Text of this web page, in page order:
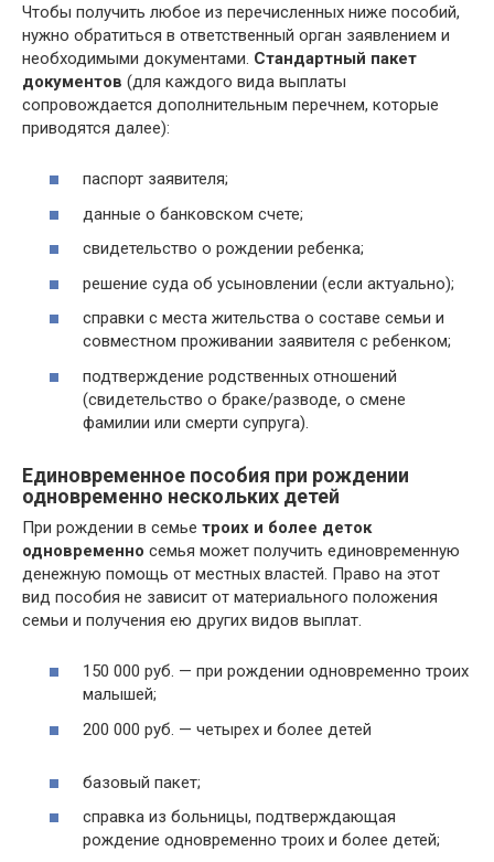
Чтобы получить любое из перечисленных ниже пособий,
нужно обратиться в ответственный орган заявлением и
необходимыми документами. Стандартный пакет
документов (для каждого вида выплаты
сопровождается дополнительным перечнем, которые
приводятся далее):
паспорт заявителя;
данные о банковском счете;
свидетельство о рождении ребенка;
решение суда об усыновлении (если актуально);
справки с места жительства о составе семьи и
совместном проживании заявителя с ребенком;
подтверждение родственных отношений
(свидетельство о браке/разводе, о смене
фамилии или смерти супруга).
Единовременное пособия при рождении
одновременно нескольких детей
При рождении в семье троих и более деток
одновременно семья может получить единовременную
денежную помощь от местных властей. Право на этот
вид пособия не зависит от материального положения
семьи и получения ею других видов выплат.
150 000 руб. — при рождении одновременно троих
малышей;
200 000 руб. — четырех и более детей
базовый пакет;
справка из больницы, подтверждающая
рождение одновременно троих и более детей;